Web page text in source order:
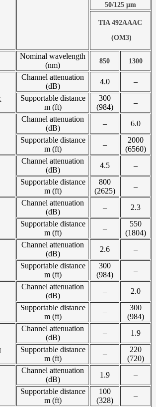
50/125 μm
TIA 492AAAC
(OM3)
Nominal wavelength
(nm)
850 1300
Channel attenuation
(dB)
4.0
–
Supportable distance
m (ft)
300
(984)
–
Channel attenuation
(dB)
–
6.0
Supportable distance
m (ft)
–
2000
(6560)
Channel attenuation
(dB)
4.5
–
Supportable distance
m (ft)
800
(2625)
–
Channel attenuation
(dB)
–
2.3
Supportable distance
m (ft)
–
550
(1804)
Channel attenuation
(dB)
2.6
–
Supportable distance
m (ft)
300
(984)
–
Channel attenuation
(dB)
–
2.0
Supportable distance
m (ft)
–
300
(984)
Channel attenuation
(dB)
–
1.9
Supportable distance
m (ft)
–
220
(720)
Channel attenuation
(dB)
1.9
–
Supportable distance
m (ft)
100
(328)
–